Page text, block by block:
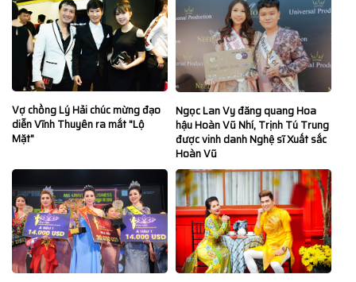
Vợ chồng Lý Hải chúc mừng đạo
diễn Vĩnh Thuyên ra mắt "Lộ
Mặt"
Ngọc Lan Vy đăng quang Hoa
hậu Hoàn Vũ Nhí, Trịnh Tú Trung
được vinh danh Nghệ sĩ Xuất sắc
Hoàn Vũ